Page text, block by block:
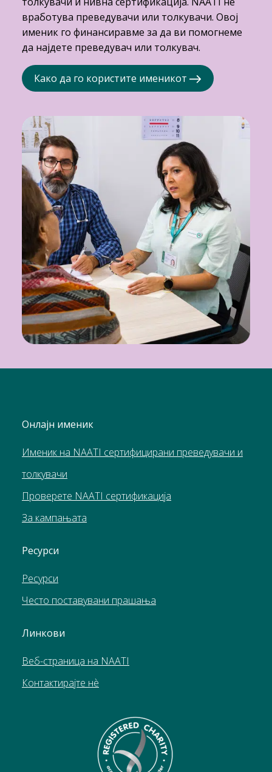
вработува преведувачи или толкувачи. Овој
именик го финансиравме за да ви помогнеме
да најдете преведувач или толкувач.
Како да го користите именикот
Онлајн именик
Именик на NAATI сертифицирани преведувачи и
толкувачи
Проверете NAATI сертификација
За кампањата
Ресурси
Pесурси
Често поставувани прашања
Линкови
Веб-страница на NAATI
Контактирајте нè